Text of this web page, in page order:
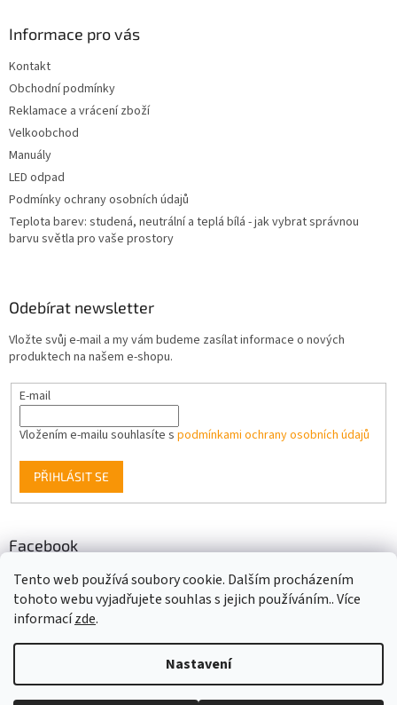
Tento web používá soubory cookie. Dalším procházením
tohoto webu vyjadřujete souhlas s jejich používáním.. Více
informacízde.
Nastavení
Informace pro vás
Kontakt
Obchodní podmínky
Reklamace a vrácení zboží
Velkoobchod
Manuály
LED odpad
Podmínky ochrany osobních údajů
Teplota barev: studená, neutrální a teplá bílá - jak vybrat správnou
barvu světla pro vaše prostory
Odebírat newsletter
Vložte svůj e-mail a my vám budeme zasílat informace o nových
produktech na našem e-shopu.
E-mail
Vložením e-mailu souhlasíte s podmínkami ochrany osobních údajů
PŘIHLÁSIT SE
Facebook
Berge LED